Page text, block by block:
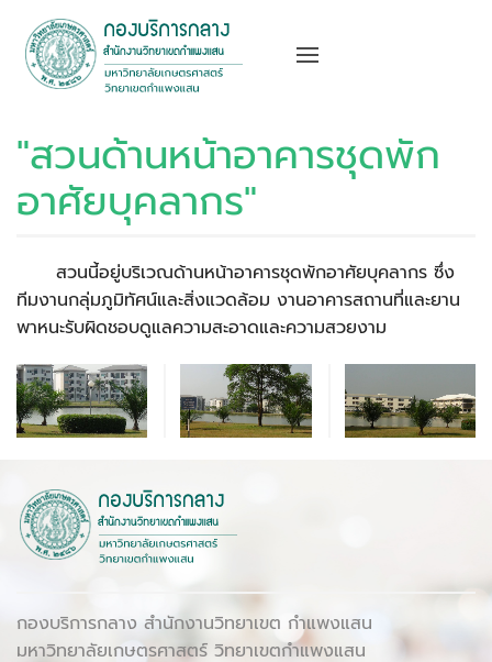
"สวนด้านหน้าอาคารชุดพัก
อาศัยบุคลากร"
สวนนี้อยู่บริเวณด้านหน้าอาคารชุดพักอาศัยบุคลากร ซึ่ง
ทีมงานกลุ่มภูมิทัศน์และสิ่งแวดล้อม งานอาคารสถานที่และยาน
พาหนะรับผิดชอบดูแลความสะอาดและความสวยงาม
กองบริการกลาง สำนักงานวิทยาเขต กำแพงแสน
มหาวิทยาลัยเกษตรศาสตร์ วิทยาเขตกำแพงแสน